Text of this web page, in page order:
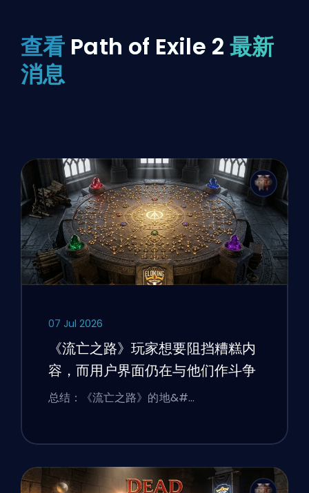
查看 Path of Exile 2 最新
消息
07 Jul 2026
《流亡之路》玩家想要阻挡糟糕内
容，而用户界面仍在与他们作斗争
总结：《流亡之路》的地&#…